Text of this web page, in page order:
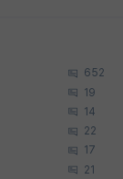
652
19
14
22
17
21